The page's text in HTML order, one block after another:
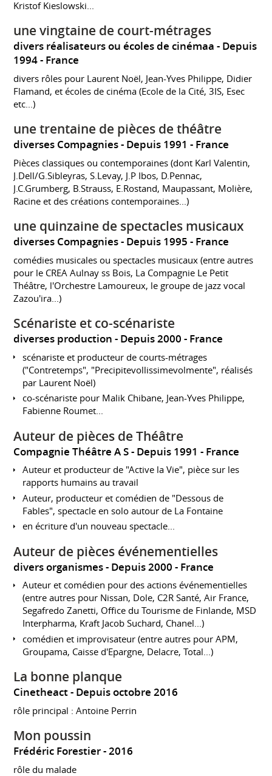
Kristof Kieslowski...
une vingtaine de court-métrages
divers réalisateurs ou écoles de cinémaa
Depuis
1994 France
divers rôles pour Laurent Noël, Jean-Yves Philippe, Didier
Flamand, et écoles de cinéma (Ecole de la Cité, 3IS, Esec
etc...)
une trentaine de pièces de théâtre
diverses Compagnies Depuis 1991 France
Pièces classiques ou contemporaines (dont Karl Valentin,
J.Dell/G.Sibleyras, S.Levay, J.P Ibos, D.Pennac,
J.C.Grumberg, B.Strauss, E.Rostand, Maupassant, Molière,
Racine et des créations contemporaines...)
une quinzaine de spectacles musicaux
diverses Compagnies Depuis 1995 France
comédies musicales ou spectacles musicaux (entre autres
pour le CREA Aulnay ss Bois, La Compagnie Le Petit
Théâtre, l'Orchestre Lamoureux, le groupe de jazz vocal
Zazou'ira...)
Scénariste et co-scénariste
diverses production Depuis 2000 France
scénariste et producteur de courts-métrages
("Contretemps", "Precipitevollissimevolmente", réalisés
par Laurent Noël)
co-scénariste pour Malik Chibane, Jean-Yves Philippe,
Fabienne Roumet...
Auteur de pièces de Théâtre
Compagnie Théâtre A S Depuis 1991 France
Auteur et producteur de "Active la Vie", pièce sur les
rapports humains au travail
Auteur, producteur et comédien de "Dessous de
Fables", spectacle en solo autour de La Fontaine
en écriture d'un nouveau spectacle...
Auteur de pièces événementielles
divers organismes Depuis 2000 France
Auteur et comédien pour des actions événementielles
(entre autres pour Nissan, Dole, C2R Santé, Air France,
Segafredo Zanetti, Office du Tourisme de Finlande, MSD
Interpharma, Kraft Jacob Suchard, Chanel...)
comédien et improvisateur (entre autres pour APM,
Groupama, Caisse d'Epargne, Delacre, Total...)
La bonne planque
Cinetheact Depuis octobre 2016
rôle principal : Antoine Perrin
Mon poussin
Frédéric Forestier 2016
rôle du malade